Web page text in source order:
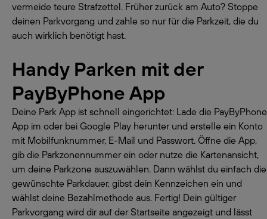
vermeide teure Strafzettel. Früher zurück am Auto? Stoppe
deinen Parkvorgang und zahle so nur für die Parkzeit, die du
auch wirklich benötigt hast.
Handy Parken mit der
PayByPhone App
Deine Park App ist schnell eingerichtet: Lade die PayByPhone
App im oder bei Google Play herunter und erstelle ein Konto
mit Mobilfunknummer, E-Mail und Passwort. Öffne die App,
gib die Parkzonennummer ein oder nutze die Kartenansicht,
um deine Parkzone auszuwählen. Dann wählst du einfach die
gewünschte Parkdauer, gibst dein Kennzeichen ein und
wählst deine Bezahlmethode aus. Fertig! Dein gültiger
Parkvorgang wird dir auf der Startseite angezeigt und lässt